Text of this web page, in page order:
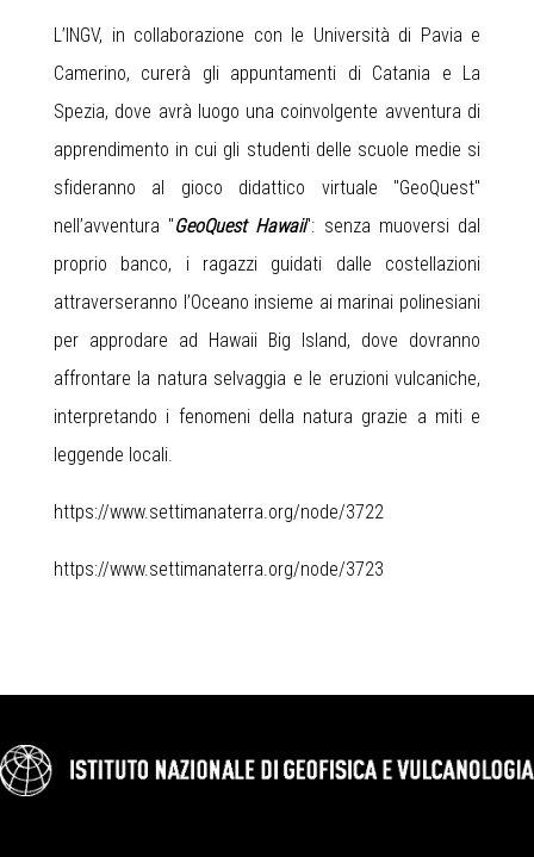
L’INGV, in collaborazione con le Università di Pavia e
Camerino, curerà gli appuntamenti di Catania e La
Spezia, dove avrà luogo una coinvolgente avventura di
apprendimento in cui gli studenti delle scuole medie si
sfideranno al gioco didattico virtuale "GeoQuest"
nell’avventura "GeoQuest Hawaii": senza muoversi dal
proprio banco, i ragazzi guidati dalle costellazioni
attraverseranno l’Oceano insieme ai marinai polinesiani
per approdare ad Hawaii Big Island, dove dovranno
affrontare la natura selvaggia e le eruzioni vulcaniche,
interpretando i fenomeni della natura grazie a miti e
leggende locali.
https://www.settimanaterra.org/node/3722
https://www.settimanaterra.org/node/3723